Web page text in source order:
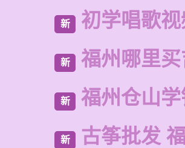
新 初学唱歌
新 福州哪里
新 福州仓山
新 古筝批发